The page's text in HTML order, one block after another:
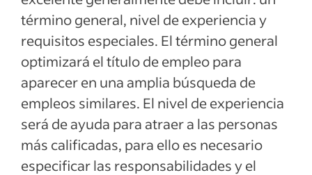
término general, nivel de experiencia y
requisitos especiales. El término general
optimizará el título de empleo para
aparecer en una amplia búsqueda de
empleos similares. El nivel de experiencia
será de ayuda para atraer a las personas
más calificadas, para ello es necesario
especificar las responsabilidades y el